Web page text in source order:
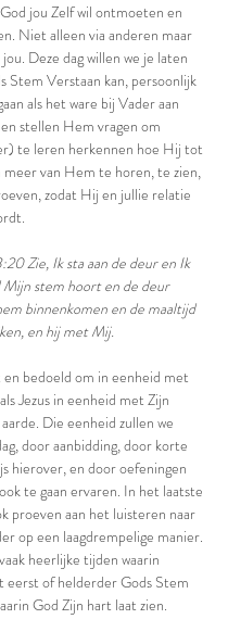
jou Zelf wil ontmoeten en
Niet alleen via anderen maar
Deze dag willen we je laten
Stem Verstaan kan, persoonlijk
als het ware bij Vader aan
stellen Hem vragen om
te leren herkennen hoe Hij tot
van Hem te horen, te zien,
zodat Hij en jullie relatie
Zie, Ik sta aan de deur en Ik
Mijn stem hoort en de deur
binnenkomen en de maaltijd
en hij met Mij.
en bedoeld om in eenheid met
Jezus in eenheid met Zijn
Die eenheid zullen we
door aanbidding, door korte
hierover, en door oefeningen
te gaan ervaren. In het laatste
proeven aan het luisteren naar
op een laagdrempelige manier.
heerlijke tijden waarin
eerst of helderder Gods Stem
God Zijn hart laat zien.